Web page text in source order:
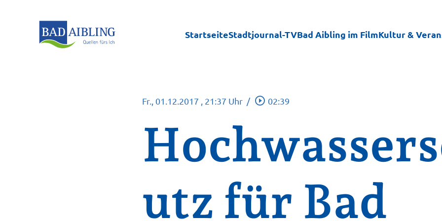
StartseiteStadtjournal-TVBad Aibling im FilmKultur &
Fr., 01.12.2017 , 21:37 Uhr / play_circle_outline 02:39
utz für Bad